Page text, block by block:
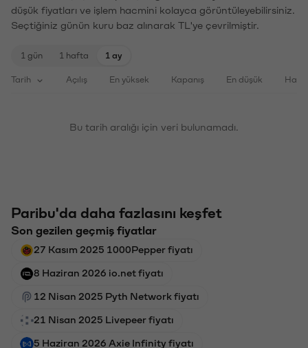
düşük fiyatları ve işlem hacmini kolayca görüntüleyebilirsiniz.
Seçtiğiniz günün kuru baz alınarak TL'ye çevrilmiştir.
1 gün 1 hafta 1 ay
Tarih Açılış En yüksek Kapanış En düşük
Bu tarih aralığı için veri bulunamadı.
Paribu'da daha fazlasını keşfet
Son gezilen geçmiş fiyatlar
27 Kasım 2025 1000Pepper fiyatı
8 Haziran 2026 io.net fiyatı
12 Nisan 2025 Pyth Network fiyatı
21 Nisan 2025 Livepeer fiyatı
5 Haziran 2026 Axie Infinity fiyatı